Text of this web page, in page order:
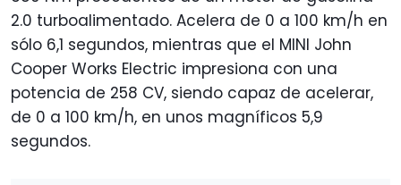
2.0 turboalimentado. Acelera de 0 a 100 km/h en
sólo 6,1 segundos, mientras que el MINI John
Cooper Works Electric impresiona con una
potencia de 258 CV, siendo capaz de acelerar,
de 0 a 100 km/h, en unos magníficos 5,9
segundos.